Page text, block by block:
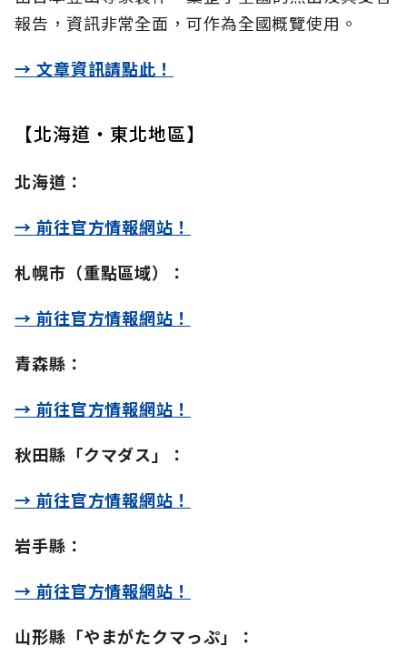
報告，資訊非常全面，可作為全國概覽使用。
→ 文章資訊請點此！
【北海道・東北地區】
北海道：
→ 前往官方情報網站！
札幌市（重點區域）：
→ 前往官方情報網站！
青森縣：
→ 前往官方情報網站！
秋田縣「クマダス」：
→ 前往官方情報網站！
岩手縣：
→ 前往官方情報網站！
山形縣「やまがたクマっぷ」：